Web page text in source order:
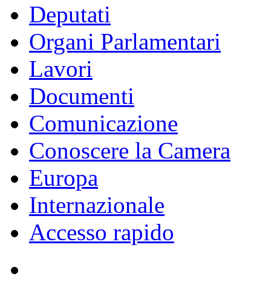
Deputati
Organi Parlamentari
Lavori
Documenti
Comunicazione
Conoscere la Camera
Europa
Internazionale
Accesso rapido